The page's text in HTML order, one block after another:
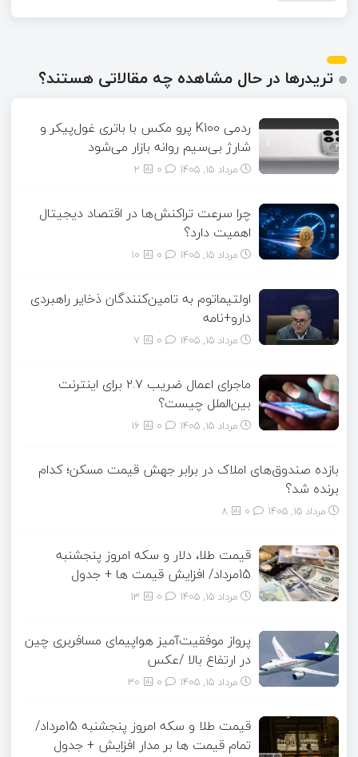
تریدرها در حال مشاهده چه مقالاتی هستند؟
ردمی K100 پرو مکس با باتری غول‌پیکر و
شارژ بی‌سیم روانه بازار می‌شود
مرداد ۱۵, ۱۴۰۵ 2
چرا سرعت تراکنش‌ها در اقتصاد دیجیتال
اهمیت دارد؟
مرداد ۱۵, ۱۴۰۵ 10
اولتیماتوم به تامین‌کنندگان ذخایر راهبردی
دارو+نامه
مرداد ۱۵, ۱۴۰۵ 7
ماجرای اعمال ضریب ۲.۷ برای اینترنت
بین‌الملل چیست؟
مرداد ۱۵, ۱۴۰۵ 16
بازده صندوق‌های املاک در برابر جهش قیمت مسکن؛ کدام
برنده شد؟
مرداد ۱۵, ۱۴۰۵ 8
قیمت طلا، دلار و سکه امروز پنجشنبه
15مرداد/ افزایش قیمت ها + جدول
مرداد ۱۵, ۱۴۰۵ 13
پرواز موفقیت‌آمیز هواپیمای مسافربری چین
در ارتفاع بالا /عکس
مرداد ۱۵, ۱۴۰۵ 30
قیمت طلا و سکه امروز پنجشنبه 15مرداد/
تمام قیمت ها بر مدار افزایش + جدول